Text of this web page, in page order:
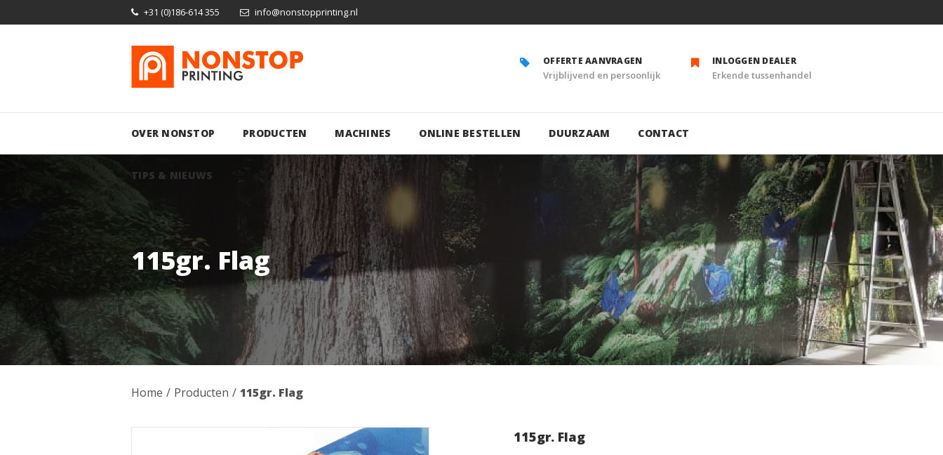
+31 (0)186-614 355 info@nonstopprinting.nl
OFFERTE AANVRAGEN
Vrijblijvend en persoonlijk
INLOGGEN DEALER
Erkende tussenhandel
OVER NONSTOP PRODUCTEN MACHINES ONLINE BESTELLEN DUURZAAM CONTACT
TIPS & NIEUWS
115gr. Flag
Home / Producten / 115gr. Flag
115gr. Flag